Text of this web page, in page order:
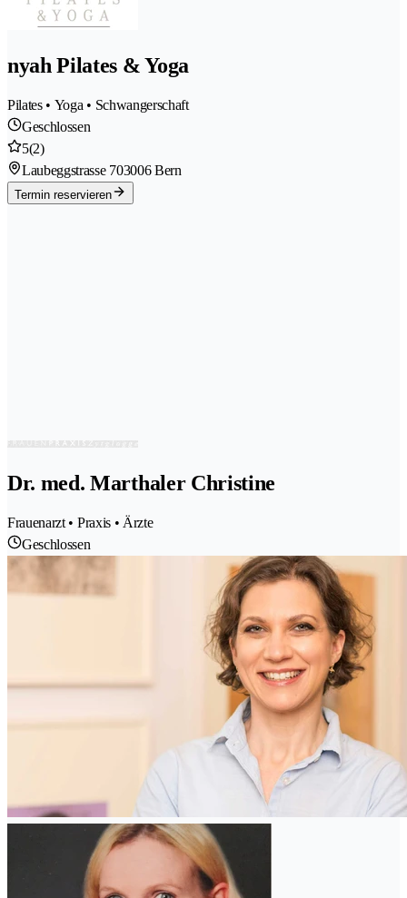
nyah Pilates & Yoga
Pilates • Yoga • Schwangerschaft
Geschlossen
5(2)
Laubeggstrasse 703006 Bern
Termin reservieren
Dr. med. Marthaler Christine
Frauenarzt • Praxis • Ärzte
Geschlossen